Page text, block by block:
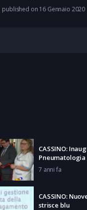
published on 16 Gennaio 2020
animeranno il nostro
CASSINO:
Pneumatologia
7 anni fa
CASSINO:
strisce blu